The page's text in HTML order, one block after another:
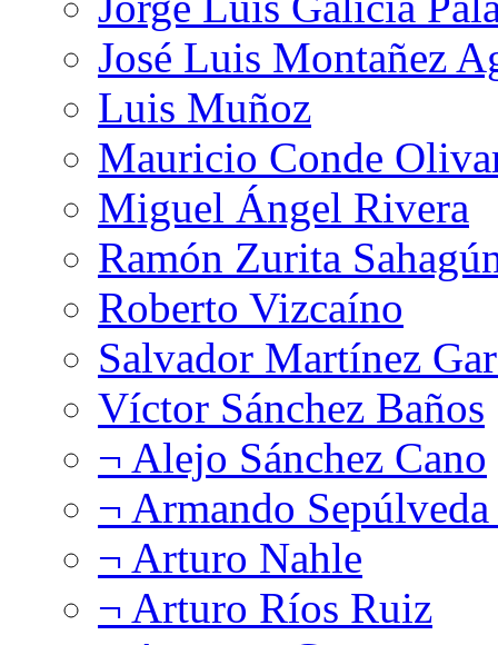
José Luis Montañez
Luis Muñoz
Mauricio Conde
Miguel Ángel Rivera
Ramón Zurita
Roberto Vizcaíno
Salvador Martínez
Víctor Sánchez Baños
¬ Alejo Sánchez Cano
¬ Armando
¬ Arturo Nahle
¬ Arturo Ríos Ruiz